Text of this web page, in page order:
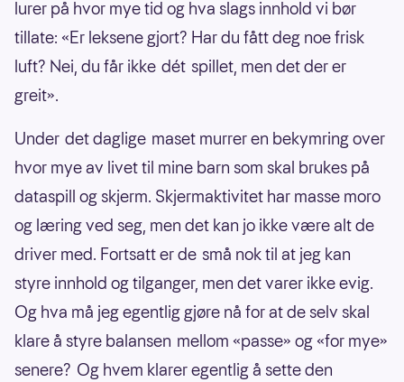
lurer på hvor mye tid og hva slags innhold vi bør
tillate: «Er leksene gjort? Har du fått deg noe frisk
luft? Nei, du får ikke dét spillet, men det der er
greit».
Under det daglige maset murrer en bekymring over
hvor mye av livet til mine barn som skal brukes på
dataspill og skjerm. Skjermaktivitet har masse moro
og læring ved seg, men det kan jo ikke være alt de
driver med. Fortsatt er de små nok til at jeg kan
styre innhold og tilganger, men det varer ikke evig.
Og hva må jeg egentlig gjøre nå for at de selv skal
klare å styre balansen mellom «passe» og «for mye»
senere? Og hvem klarer egentlig å sette den